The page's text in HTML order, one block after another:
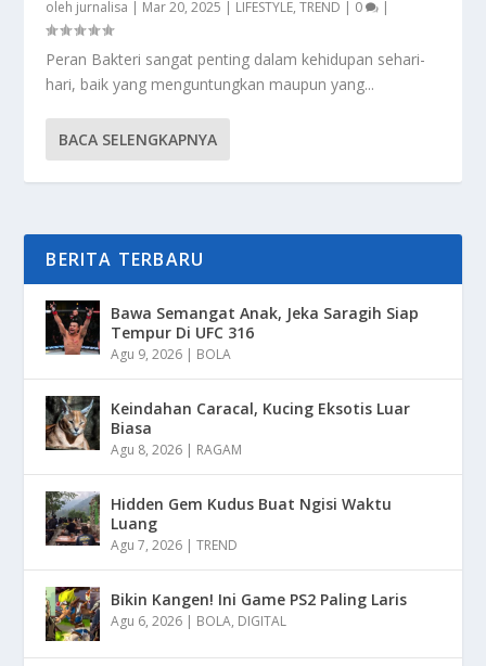
oleh jurnalisa | Mar 20, 2025 | LIFESTYLE,TREND | 0 |
Peran Bakteri sangat penting dalam kehidupan sehari-
hari, baik yang menguntungkan maupun yang...
BACA SELENGKAPNYA
BERITA TERBARU
Bawa Semangat Anak, Jeka Saragih Siap
Tempur Di UFC 316
Agu 9, 2026 | BOLA
Keindahan Caracal, Kucing Eksotis Luar
Biasa
Agu 8, 2026 | RAGAM
Hidden Gem Kudus Buat Ngisi Waktu
Luang
Agu 7, 2026 |TREND
Bikin Kangen! Ini Game PS2 Paling Laris
Agu 6, 2026 | BOLA, DIGITAL